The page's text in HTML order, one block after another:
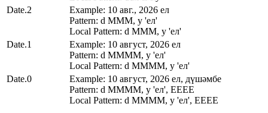
Date.2
Example: 10 авг., 2026 ел
Pattern: d MMM, y 'ел'
Local Pattern: d MMM, y 'ел'
Date.1
Example: 10 август, 2026 ел
Pattern: d MMMM, y 'ел'
Local Pattern: d MMMM, y 'ел'
Date.0
Example: 10 август, 2026 ел, дүшәмбе
Pattern: d MMMM, y 'ел', EEEE
Local Pattern: d MMMM, y 'ел', EEEE